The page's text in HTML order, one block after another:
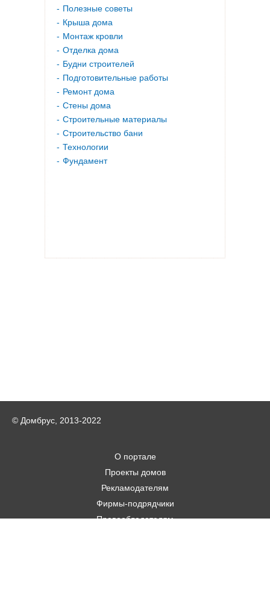
Полезные советы
Крыша дома
Монтаж кровли
Отделка дома
Будни строителей
Подготовительные работы
Ремонт дома
Стены дома
Строительные материалы
Строительство бани
Технологии
Фундамент
© Домбрус, 2013-2022
О портале
Проекты домов
Рекламодателям
Фирмы-подрядчики
Правообладателям